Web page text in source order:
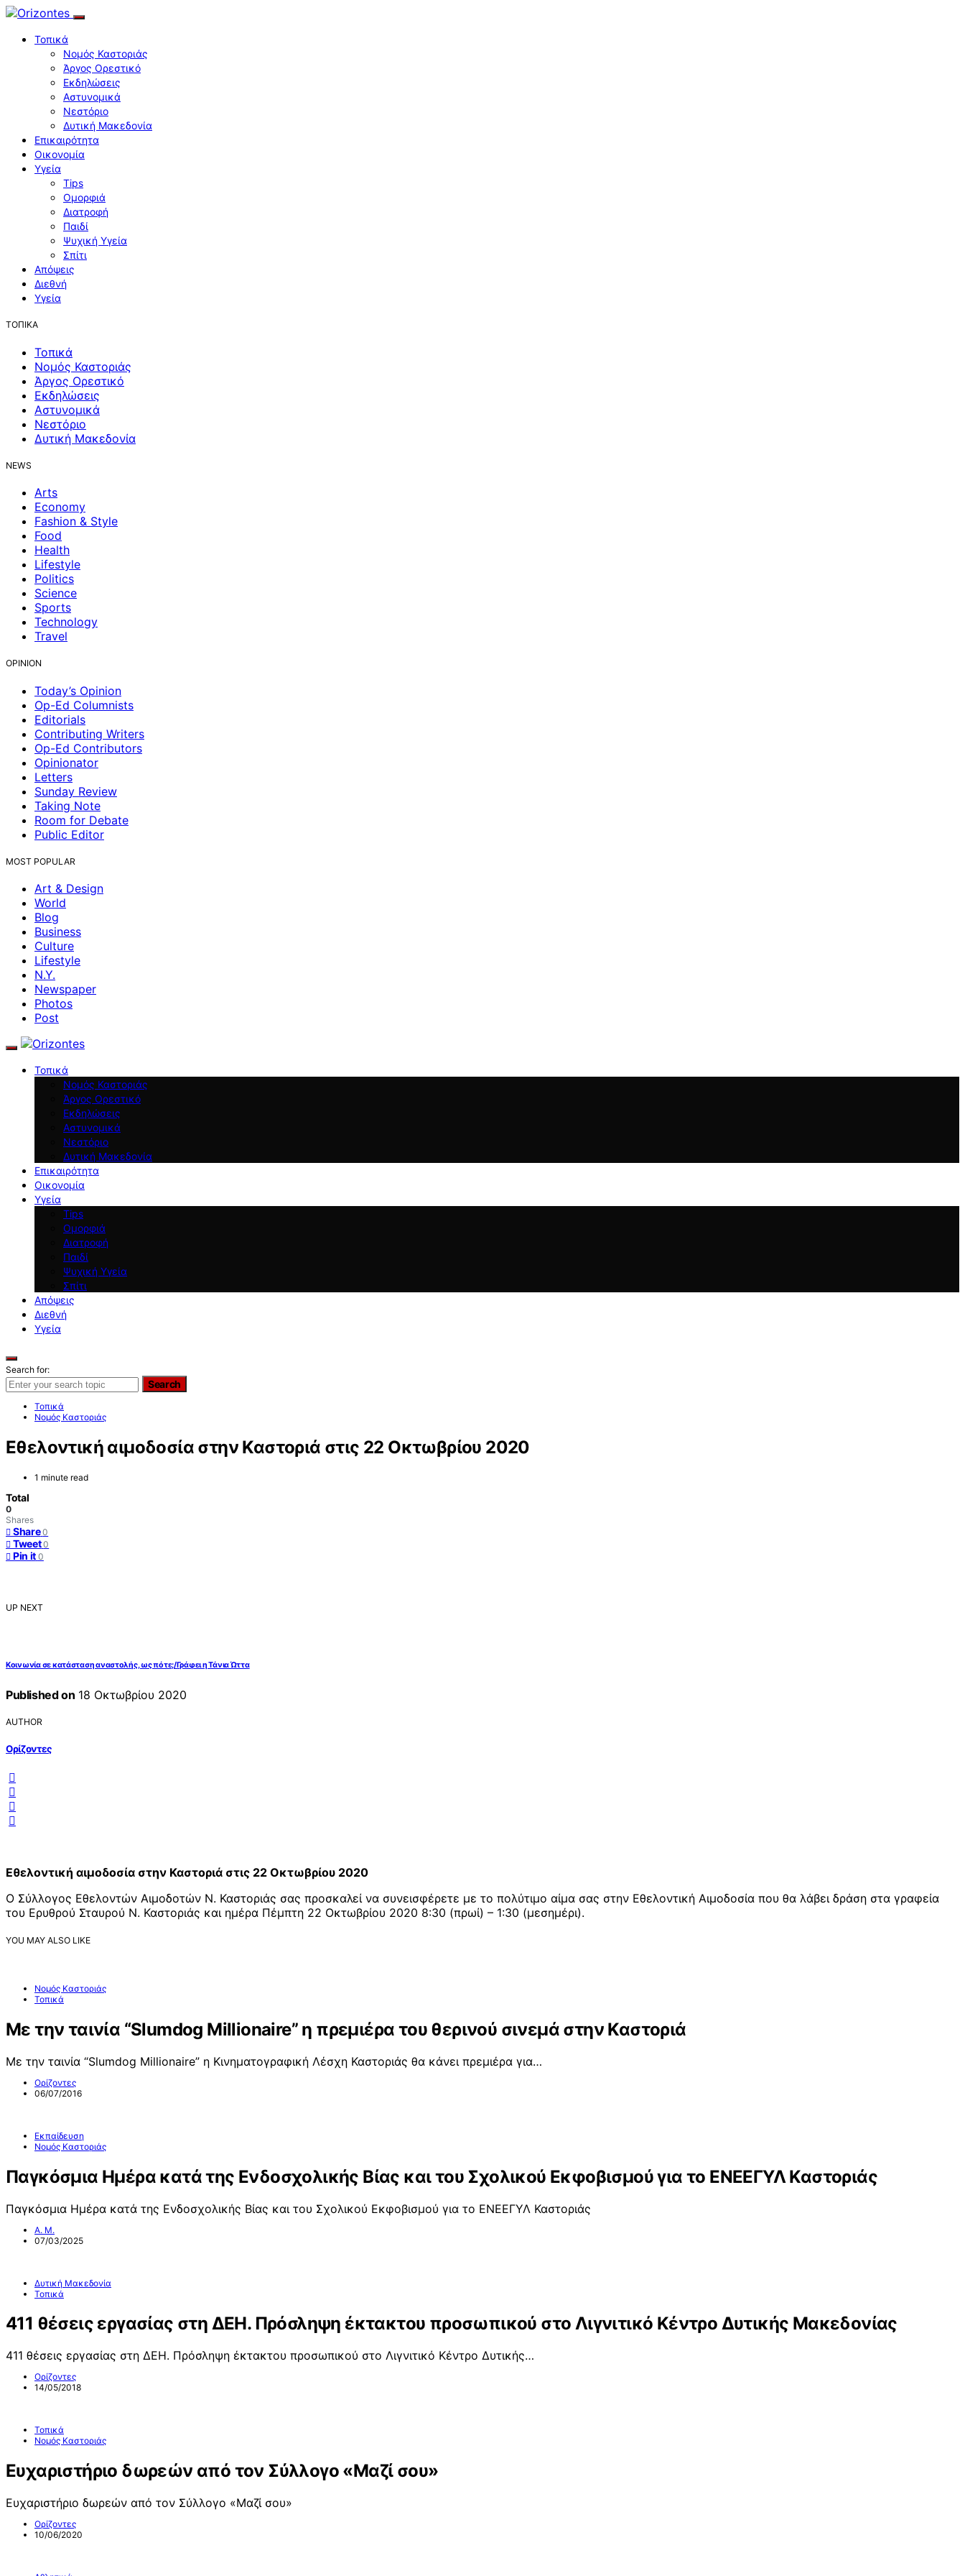
Τοπικά
Νομός Καστοριάς
Άργος Ορεστικό
Εκδηλώσεις
Αστυνομικά
Νεστόριο
Δυτική Μακεδονία
Επικαιρότητα
Οικονομία
Υγεία
Tips
Ομορφιά
Διατροφή
Παιδί
Ψυχική Υγεία
Σπίτι
Απόψεις
Διεθνή
Υγεία
ΤΟΠΙΚΑ
Τοπικά
Νομός Καστοριάς
Άργος Ορεστικό
Εκδηλώσεις
Αστυνομικά
Νεστόριο
Δυτική Μακεδονία
NEWS
Arts
Economy
Fashion & Style
Food
Health
Lifestyle
Politics
Science
Sports
Technology
Travel
OPINION
Today’s Opinion
Op-Ed Columnists
Editorials
Contributing Writers
Op-Ed Contributors
Opinionator
Letters
Sunday Review
Taking Note
Room for Debate
Public Editor
MOST POPULAR
Art & Design
World
Blog
Business
Culture
Lifestyle
N.Y.
Newspaper
Photos
Post
Τοπικά
Νομός Καστοριάς
Άργος Ορεστικό
Εκδηλώσεις
Αστυνομικά
Νεστόριο
Δυτική Μακεδονία
Επικαιρότητα
Οικονομία
Υγεία
Tips
Ομορφιά
Διατροφή
Παιδί
Ψυχική Υγεία
Σπίτι
Απόψεις
Διεθνή
Υγεία
Search for:
Search
Τοπικά
Νομός Καστοριάς
Εθελοντική αιμοδοσία στην Καστοριά στις 22 Οκτωβρίου 2020
1 minute read
Total
0
Shares
Share 0
Tweet 0
Pin it 0
UP NEXT
Κοινωνία σε κατάσταση αναστολής, ως πότε;/Γράφει η Τάνια Ώττα
Published on 18 Οκτωβρίου 2020
AUTHOR
Ορίζοντες
Εθελοντική αιμοδοσία στην Καστοριά στις 22 Οκτωβρίου 2020
Ο Σύλλογος Εθελοντών Αιμοδοτών Ν. Καστοριάς σας προσκαλεί να συνεισφέρετε με το πολύτιμο αίμα σας στην Εθελοντική Αιμοδοσία που θα λάβει δράση στα γραφεία
του Ερυθρού Σταυρού Ν. Καστοριάς και ημέρα Πέμπτη 22 Οκτωβρίου 2020 8:30 (πρωί) – 1:30 (μεσημέρι).
YOU MAY ALSO LIKE
Νομός Καστοριάς
Τοπικά
Με την ταινία “Slumdog Millionaire” η πρεμιέρα του θερινού σινεμά στην Καστοριά
Με την ταινία “Slumdog Millionaire” η Κινηματογραφική Λέσχη Καστοριάς θα κάνει πρεμιέρα για…
Ορίζοντες
06/07/2016
Εκπαίδευση
Νομός Καστοριάς
Παγκόσμια Ημέρα κατά της Ενδοσχολικής Βίας και του Σχολικού Εκφοβισμού για το ΕΝΕΕΓΥΛ Καστοριάς
Παγκόσμια Ημέρα κατά της Ενδοσχολικής Βίας και του Σχολικού Εκφοβισμού για το ΕΝΕΕΓΥΛ Καστοριάς
Α. Μ.
07/03/2025
Δυτική Μακεδονία
Τοπικά
411 θέσεις εργασίας στη ΔΕΗ. Πρόσληψη έκτακτου προσωπικού στο Λιγνιτικό Κέντρο Δυτικής Μακεδονίας
411 θέσεις εργασίας στη ΔΕΗ. Πρόσληψη έκτακτου προσωπικού στο Λιγνιτικό Κέντρο Δυτικής…
Ορίζοντες
14/05/2018
Τοπικά
Νομός Καστοριάς
Ευχαριστήριο δωρεών από τον Σύλλογο «Μαζί σου»
Ευχαριστήριο δωρεών από τον Σύλλογο «Μαζί σου»
Ορίζοντες
10/06/2020